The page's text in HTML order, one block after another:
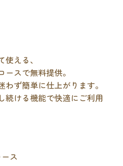
える、
スで無料提供。
ず簡単に仕上がります。
続ける機能で快適にご利用
ス